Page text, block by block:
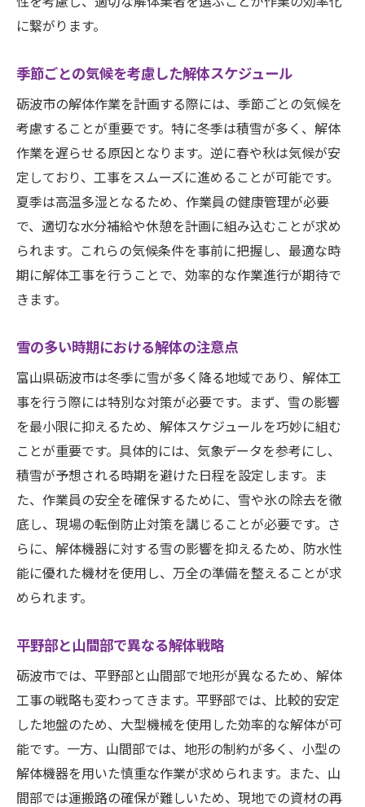
相続解体に伴う書類準備のコツ
富山県砺波市特有の解体戦略スムーズな相続を
解体プロセスをスムーズにするためのステ
地元業者との連携で実現する円滑な解体
砺波市における解体の成功事例
地域コミュニティとの連携が鍵
解体後の土地利用を考慮した計画
相続に伴う解体で重要な業者選びのポイント富
山県砺波市編
富山県砺波市での業者選びの注意点
解体業者の実績と評判のチェック
地元業者を選ぶメリットとデメリット
見積もりを依頼する際のポイント
契約前に確認すべき重要事項
FAQ相続時の解体手続きでよくある質問とその解
決策
相続時の解体に関する基本的な疑問
よくあるトラブルとその回避方法
法的手続きに関するFAQ
専門家に相談すべきポイントとは
地域特有の地形を考慮した解体スムーズな進行
のための戦略
地形に応じた解体計画の立案
砺波市特有の地形を活かした解体技術
に繋がります。
季節ごとの気候を考慮した解体スケジュール
砺波市の解体作業を計画する際には、季節ごとの気候を
考慮することが重要です。特に冬季は積雪が多く、解体
作業を遅らせる原因となります。逆に春や秋は気候が安
定しており、工事をスムーズに進めることが可能です。
夏季は高温多湿となるため、作業員の健康管理が必要
で、適切な水分補給や休憩を計画に組み込むことが求め
られます。これらの気候条件を事前に把握し、最適な時
期に解体工事を行うことで、効率的な作業進行が期待で
きます。
雪の多い時期における解体の注意点
富山県砺波市は冬季に雪が多く降る地域であり、解体工
事を行う際には特別な対策が必要です。まず、雪の影響
を最小限に抑えるため、解体スケジュールを巧妙に組む
ことが重要です。具体的には、気象データを参考にし、
積雪が予想される時期を避けた日程を設定します。ま
た、作業員の安全を確保するために、雪や氷の除去を徹
底し、現場の転倒防止対策を講じることが必要です。さ
らに、解体機器に対する雪の影響を抑えるため、防水性
能に優れた機材を使用し、万全の準備を整えることが求
められます。
平野部と山間部で異なる解体戦略
砺波市では、平野部と山間部で地形が異なるため、解体
工事の戦略も変わってきます。平野部では、比較的安定
した地盤のため、大型機械を使用した効率的な解体が可
能です。一方、山間部では、地形の制約が多く、小型の
解体機器を用いた慎重な作業が求められます。また、山
間部では運搬路の確保が難しいため、現地での資材の再